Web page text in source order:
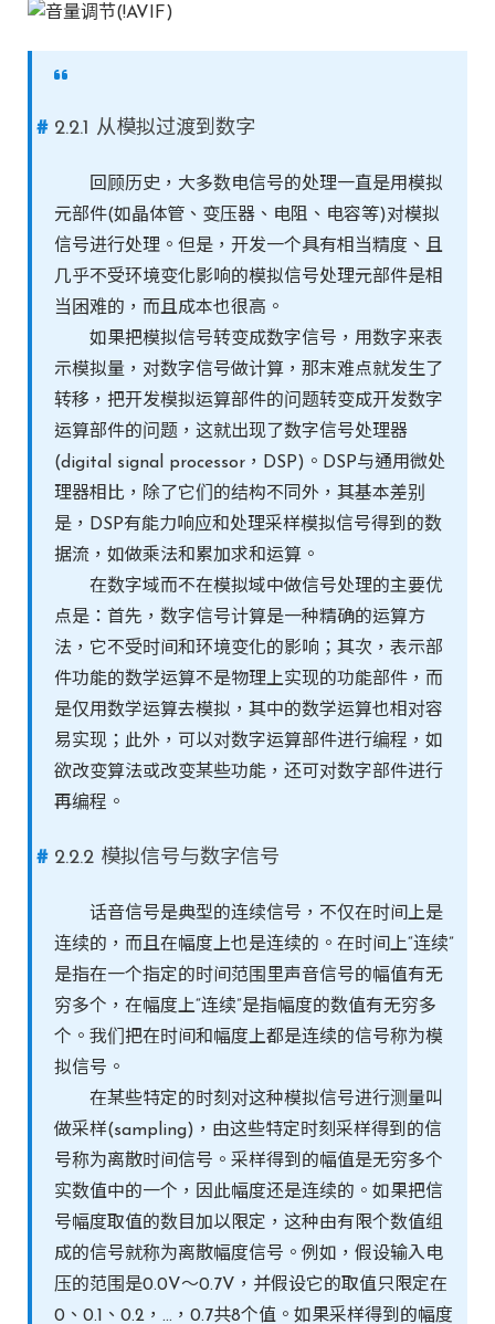
2.2.1 从模拟过渡到数字
回顾历史，大多数电信号的处理一直是用模拟
元部件(如晶体管、变压器、电阻、电容等)对模拟
信号进行处理。但是，开发一个具有相当精度、且
几乎不受环境变化影响的模拟信号处理元部件是相
当困难的，而且成本也很高。
如果把模拟信号转变成数字信号，用数字来表
示模拟量，对数字信号做计算，那末难点就发生了
转移，把开发模拟运算部件的问题转变成开发数字
运算部件的问题，这就出现了数字信号处理器
(digital signal processor，DSP)。DSP与通用微处
理器相比，除了它们的结构不同外，其基本差别
是，DSP有能力响应和处理采样模拟信号得到的数
据流，如做乘法和累加求和运算。
在数字域而不在模拟域中做信号处理的主要优
点是：首先，数字信号计算是一种精确的运算方
法，它不受时间和环境变化的影响；其次，表示部
件功能的数学运算不是物理上实现的功能部件，而
是仅用数学运算去模拟，其中的数学运算也相对容
易实现；此外，可以对数字运算部件进行编程，如
欲改变算法或改变某些功能，还可对数字部件进行
再编程。
2.2.2 模拟信号与数字信号
话音信号是典型的连续信号，不仅在时间上是
连续的，而且在幅度上也是连续的。在时间上“连续”
是指在一个指定的时间范围里声音信号的幅值有无
穷多个，在幅度上“连续”是指幅度的数值有无穷多
个。我们把在时间和幅度上都是连续的信号称为模
拟信号。
在某些特定的时刻对这种模拟信号进行测量叫
做采样(sampling)，由这些特定时刻采样得到的信
号称为离散时间信号。采样得到的幅值是无穷多个
实数值中的一个，因此幅度还是连续的。如果把信
号幅度取值的数目加以限定，这种由有限个数值组
成的信号就称为离散幅度信号。例如，假设输入电
压的范围是0.0V～0.7V，并假设它的取值只限定在
0、0.1、0.2，…，0.7共8个值。如果采样得到的幅度